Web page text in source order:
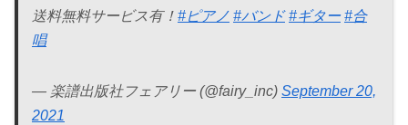
送料無料サービス有！ #ピアノ #バンド #ギター #合
唱
— 楽譜出版社フェアリー (@fairy_inc) September 20,
2021